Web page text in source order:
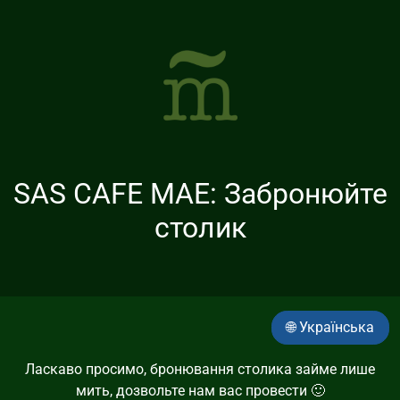
SAS CAFE MAE: Забронюйте
столик
🌐 Українська
Ласкаво просимо, бронювання столика займе лише
мить, дозвольте нам вас провести 🙂